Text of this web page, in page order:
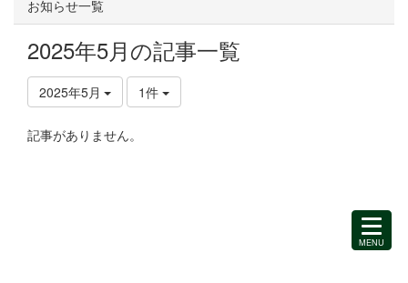
MENU
を
お知らせ一覧
2025年5月の記事一覧
2025年5月 1件
記事がありません。